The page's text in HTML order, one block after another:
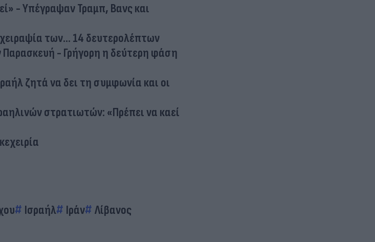
- Υπέγραψαν Τραμπ, Βανς και
των... 14 δευτερολέπτων
- Γρήγορη η δεύτερη φάση
ζητά να δει τη συμφωνία και οι
στρατιωτών: «Πρέπει να καεί
Ισραήλ Ιράν
Λίβανος